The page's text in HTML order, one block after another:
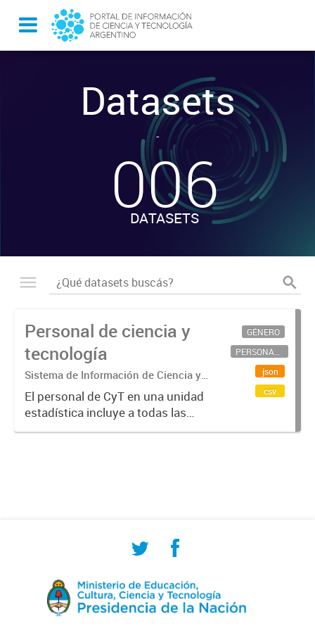
Datasets
-
006
DATASETS
Personal de ciencia y
tecnología
Sistema de Información de Ciencia y
Tecnología Argentino (SICYTAR)
El personal de CyT en una unidad
estadística incluye a todas las
personas involucradas
GÉNERO
PERSONAL CIENTÍFICO-TECNOLÓGICO
json
csv